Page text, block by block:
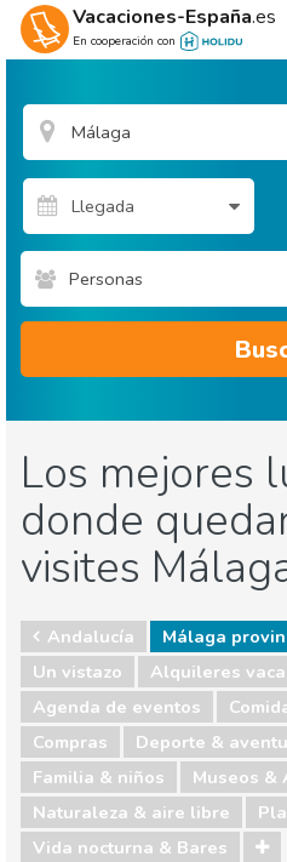
Vacaciones-España.es
En cooperación con
Personas
Los mejores
donde
visites
Andalucía
Málaga
Un vistazo
Alquileres
Agenda de eventos
Compras
Deporte &
Familia & niños
Museos &
Naturaleza & aire libre
Vida nocturna & Bares